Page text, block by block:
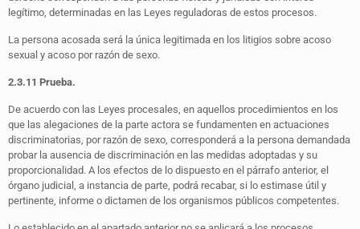
legítimo, determinadas en las Leyes reguladoras de estos procesos.
La persona acosada será la única legitimada en los litigios sobre acoso
sexual y acoso por razón de sexo.
2.3.11 Prueba.
De acuerdo con las Leyes procesales, en aquellos procedimientos en los
que las alegaciones de la parte actora se fundamenten en actuaciones
discriminatorias, por razón de sexo, corresponderá a la persona demandada
probar la ausencia de discriminación en las medidas adoptadas y su
proporcionalidad. A los efectos de lo dispuesto en el párrafo anterior, el
órgano judicial, a instancia de parte, podrá recabar, si lo estimase útil y
pertinente, informe o dictamen de los organismos públicos competentes.